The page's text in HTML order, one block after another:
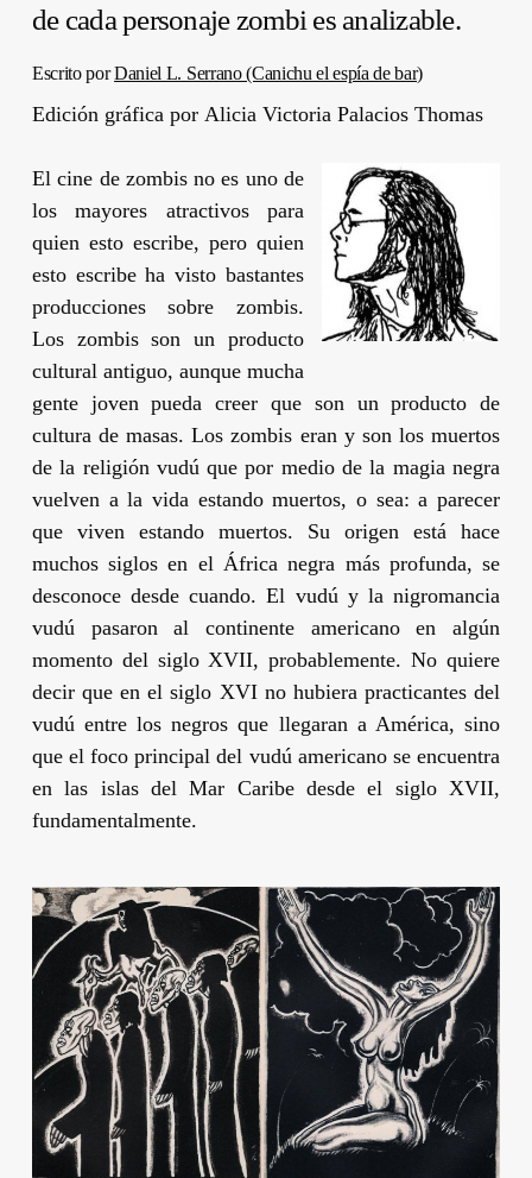
de cada personaje zombi es analizable.
Escrito porDaniel L. Serrano (Canichu el espía de bar)
Edición gráfica por Alicia Victoria Palacios Thomas
El cine de zombis no es uno de
los mayores atractivos para
quien esto escribe, pero quien
esto escribe ha visto bastantes
producciones sobre zombis.
Los zombis son un producto
cultural antiguo, aunque mucha
gente joven pueda creer que son un producto de
cultura de masas. Los zombis eran y son los muertos
de la religión vudú que por medio de la magia negra
vuelven a la vida estando muertos, o sea: a parecer
que viven estando muertos. Su origen está hace
muchos siglos en el África negra más profunda, se
desconoce desde cuando. El vudú y la nigromancia
vudú pasaron al continente americano en algún
momento del siglo XVII, probablemente. No quiere
decir que en el siglo XVI no hubiera practicantes del
vudú entre los negros que llegaran a América, sino
que el foco principal del vudú americano se encuentra
en las islas del Mar Caribe desde el siglo XVII,
fundamentalmente.